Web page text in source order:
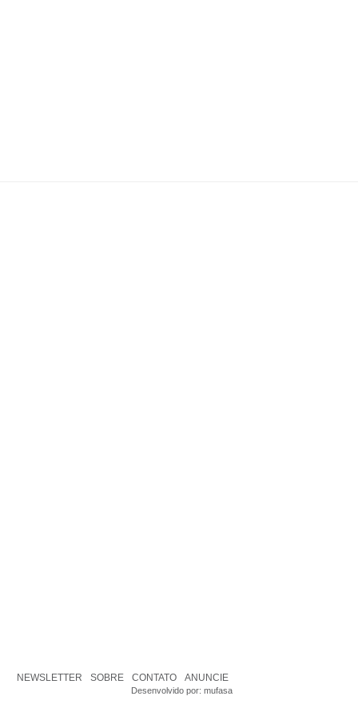
NEWSLETTER SOBRE CONTATO ANUNCIE
Desenvolvido por: mufasa